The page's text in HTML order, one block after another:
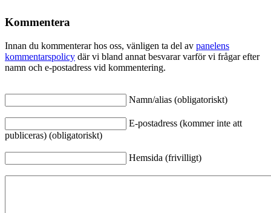
Kommentera
Innan du kommenterar hos oss, vänligen ta del av panelens
kommentarspolicy där vi bland annat besvarar varför vi frågar efter
namn och e-postadress vid kommentering.
Namn/alias (obligatoriskt)
E-postadress (kommer inte att
publiceras) (obligatoriskt)
Hemsida (frivilligt)